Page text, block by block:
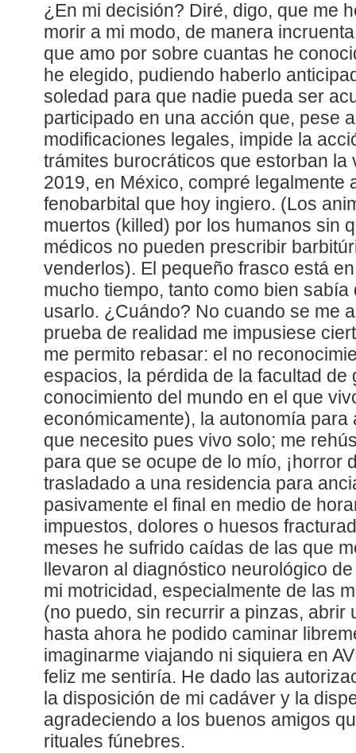
¿En mi decisión? Diré, digo, que me
morir a mi modo, de manera
que amo por sobre cuantas he
he elegido, pudiendo haberlo
soledad para que nadie pueda ser
participado en una acción que, pese
modificaciones legales, impide la
trámites burocráticos que estorban la
2019, en México, compré legalmente
fenobarbital que hoy ingiero. (Los
muertos (killed) por los humanos sin
médicos no pueden prescribir
venderlos). El pequeño frasco está
mucho tiempo, tanto como bien
usarlo. ¿Cuándo? No cuando se me
prueba de realidad me impusiese
me permito rebasar: el no
espacios, la pérdida de la facultad de
conocimiento del mundo en el que
económicamente), la autonomía
que necesito pues vivo solo; me
para que se ocupe de lo mío, ¡horror
trasladado a una residencia para
pasivamente el final en medio de
impuestos, dolores o huesos
meses he sufrido caídas de las que
llevaron al diagnóstico neurológico
mi motricidad, especialmente de las
(no puedo, sin recurrir a pinzas, abrir
hasta ahora he podido caminar
imaginarme viajando ni siquiera en
feliz me sentiría. He dado las
la disposición de mi cadáver y la
agradeciendo a los buenos amigos
rituales fúnebres.